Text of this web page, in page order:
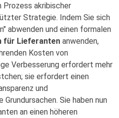
Prozess akribischer
Strategie. Indem Sie sich
abwenden und einen formalen
für Lieferanten anwenden,
Kosten von
Verbesserung erfordert mehr
sie erfordert einen
und
Sie haben nun
an einen höheren